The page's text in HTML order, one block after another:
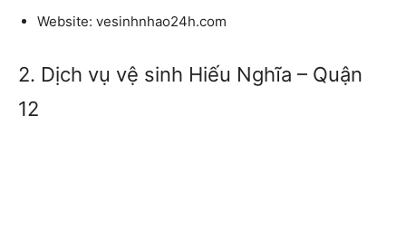
Website: vesinhnhao24h.com
2. Dịch vụ vệ sinh Hiếu Nghĩa – Quận
12